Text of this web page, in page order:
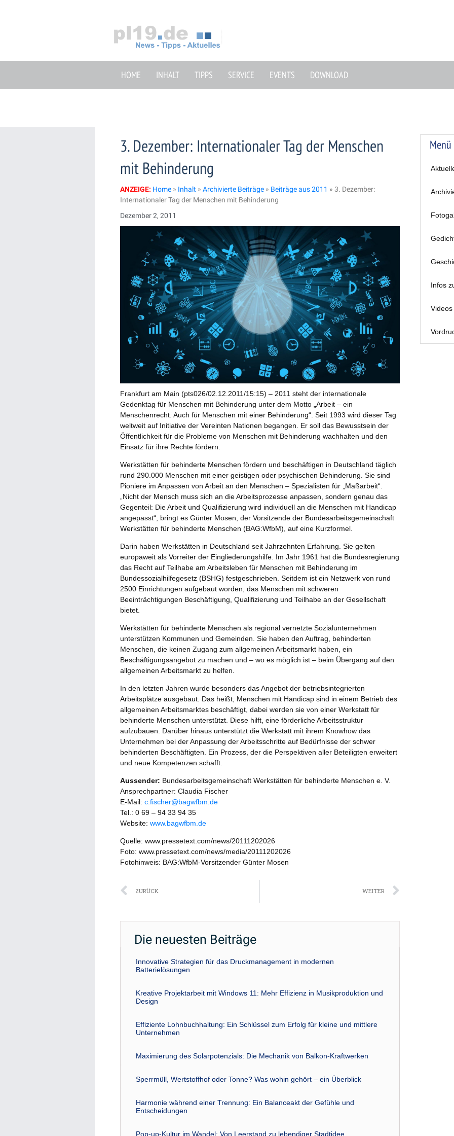
HOME INHALT TIPPS SERVICE EVENTS DOWNLOAD
3. Dezember: Internationaler Tag der Menschen
mit Behinderung
ANZEIGE: Home » Inhalt » Archivierte Beiträge » Beiträge aus 2011 » 3. Dezember:
Internationaler Tag der Menschen mit Behinderung
Dezember 2, 2011
Frankfurt am Main (pts026/02.12.2011/15:15) – 2011 steht der internationale
Gedenktag für Menschen mit Behinderung unter dem Motto „Arbeit – ein
Menschenrecht. Auch für Menschen mit einer Behinderung“. Seit 1993 wird dieser Tag
weltweit auf Initiative der Vereinten Nationen begangen. Er soll das Bewusstsein der
Öffentlichkeit für die Probleme von Menschen mit Behinderung wachhalten und den
Einsatz für ihre Rechte fördern.
Werkstätten für behinderte Menschen fördern und beschäftigen in Deutschland täglich
rund 290.000 Menschen mit einer geistigen oder psychischen Behinderung. Sie sind
Pioniere im Anpassen von Arbeit an den Menschen – Spezialisten für „Maßarbeit“.
„Nicht der Mensch muss sich an die Arbeitsprozesse anpassen, sondern genau das
Gegenteil: Die Arbeit und Qualifizierung wird individuell an die Menschen mit Handicap
angepasst“, bringt es Günter Mosen, der Vorsitzende der Bundesarbeitsgemeinschaft
Werkstätten für behinderte Menschen (BAG:WfbM), auf eine Kurzformel.
Darin haben Werkstätten in Deutschland seit Jahrzehnten Erfahrung. Sie gelten
europaweit als Vorreiter der Eingliederungshilfe. Im Jahr 1961 hat die Bundesregierung
das Recht auf Teilhabe am Arbeitsleben für Menschen mit Behinderung im
Bundessozialhilfegesetz (BSHG) festgeschrieben. Seitdem ist ein Netzwerk von rund
2500 Einrichtungen aufgebaut worden, das Menschen mit schweren
Beeinträchtigungen Beschäftigung, Qualifizierung und Teilhabe an der Gesellschaft
bietet.
Werkstätten für behinderte Menschen als regional vernetzte Sozialunternehmen
unterstützen Kommunen und Gemeinden. Sie haben den Auftrag, behinderten
Menschen, die keinen Zugang zum allgemeinen Arbeitsmarkt haben, ein
Beschäftigungsangebot zu machen und – wo es möglich ist – beim Übergang auf den
allgemeinen Arbeitsmarkt zu helfen.
In den letzten Jahren wurde besonders das Angebot der betriebsintegrierten
Arbeitsplätze ausgebaut. Das heißt, Menschen mit Handicap sind in einem Betrieb des
allgemeinen Arbeitsmarktes beschäftigt, dabei werden sie von einer Werkstatt für
behinderte Menschen unterstützt. Diese hilft, eine förderliche Arbeitsstruktur
aufzubauen. Darüber hinaus unterstützt die Werkstatt mit ihrem Knowhow das
Unternehmen bei der Anpassung der Arbeitsschritte auf Bedürfnisse der schwer
behinderten Beschäftigten. Ein Prozess, der die Perspektiven aller Beteiligten erweitert
und neue Kompetenzen schafft.
Aussender: Bundesarbeitsgemeinschaft Werkstätten für behinderte Menschen e. V.
Ansprechpartner: Claudia Fischer
E-Mail: c.fischer@bagwfbm.de
Tel.: 0 69 – 94 33 94 35
Website: www.bagwfbm.de
Quelle: www.pressetext.com/news/20111202026
Foto: www.pressetext.com/news/media/20111202026
Fotohinweis: BAG:WfbM-Vorsitzender Günter Mosen
Zurück
ZURÜCK WEITER
Die neuesten Beiträge
Innovative Strategien für das Druckmanagement in modernen
Batterielösungen
Kreative Projektarbeit mit Windows 11: Mehr Effizienz in Musikproduktion und
Design
Effiziente Lohnbuchhaltung: Ein Schlüssel zum Erfolg für kleine und mittlere
Unternehmen
Maximierung des Solarpotenzials: Die Mechanik von Balkon-Kraftwerken
Sperrmüll, Wertstoffhof oder Tonne? Was wohin gehört – ein Überblick
Harmonie während einer Trennung: Ein Balanceakt der Gefühle und
Entscheidungen
Pop-up-Kultur im Wandel: Von Leerstand zu lebendiger Stadtidee
Menü
Infos